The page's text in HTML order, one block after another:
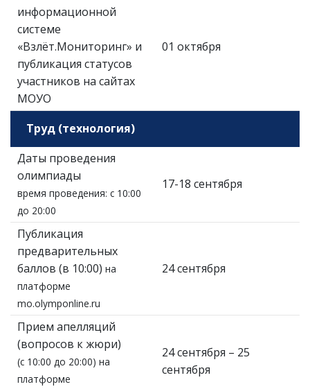
информационной
системе
«Взлёт.Мониторинг» и
публикация статусов
участников на сайтах
МОУО
01 октября
Труд (технология)
Даты проведения
олимпиады
время проведения: с 10:00
до 20:00
17-18 сентября
Публикация
предварительных
баллов (в 10:00) на
платформе
mo.olymponline.ru
24 сентября
Прием апелляций
(вопросов к жюри)
(с 10:00 до 20:00) на
платформе
24 сентября – 25
сентября